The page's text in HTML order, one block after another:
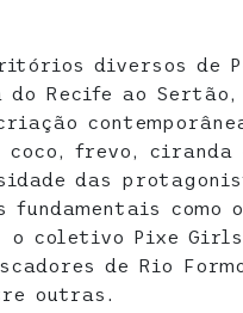
diversos de
do Recife ao
frevo, ciranda
das
como o
o coletivo Pixe
de Rio
outras.